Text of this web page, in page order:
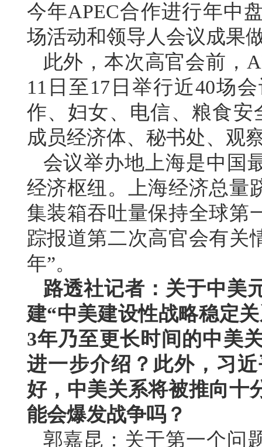
今年APEC合作进行年中
场活动和领导人会议成果
此外，本次高官会前，
11日至17日举行近40场
作、妇女、电信、粮食安
成员经济体、秘书处、观
会议举办地上海是中国
经济枢纽。上海经济总量
集装箱吞吐量保持全球第
踪报道第二次高官会有关
年”。
路透社记者：关于中美
建“中美建设性战略稳定
3年乃至更长时间的中美
进一步介绍？此外，习
好，中美关系将被推向十
能会爆发战争吗？
郭嘉昆：关于第一个问